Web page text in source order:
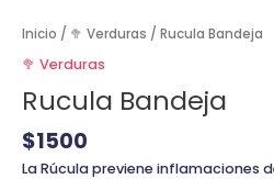
Inicio / 🥦 Verduras / Rucula Bandeja
🥦 Verduras
Rucula Bandeja
$1500
La Rúcula previene inflamaciones